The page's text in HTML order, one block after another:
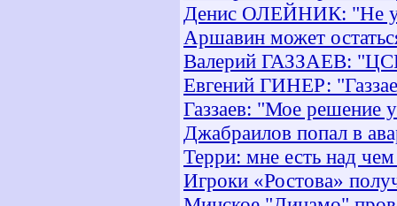
Денис ОЛЕЙНИК: "Не
Аршавин может
Валерий ГАЗЗАЕВ:
Евгений ГИНЕР:
Газзаев: "Мое решение
Джабраилов попал в
Терри: мне есть над чем
Игроки «Ростова»